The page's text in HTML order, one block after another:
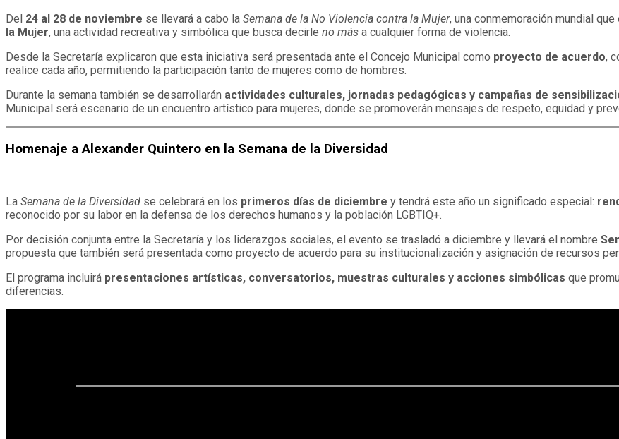
Del 24 al 28 de noviembre se llevará a cabo la Semana de la No Violencia contra la Mujer, una conmemoración mundial
la Mujer, una actividad recreativa y simbólica que busca decirle no más a cualquier forma de violencia.
Desde la Secretaría explicaron que esta iniciativa será presentada ante el Concejo Municipal como proyecto de acuerdo,
realice cada año, permitiendo la participación tanto de mujeres como de hombres.
Durante la semana también se desarrollarán actividades culturales, jornadas pedagógicas y campañas de
Municipal será escenario de un encuentro artístico para mujeres, donde se promoverán mensajes de respeto, equidad y
Homenaje a Alexander Quintero en la Semana de la Diversidad
La Semana de la Diversidad se celebrará en los primeros días de diciembre y tendrá este año un significado especial:
reconocido por su labor en la defensa de los derechos humanos y la población LGBTIQ+.
Por decisión conjunta entre la Secretaría y los liderazgos sociales, el evento se trasladó a diciembre y llevará el nombre
propuesta que también será presentada como proyecto de acuerdo para su institucionalización y asignación de recursos
El programa incluirá presentaciones artísticas, conversatorios, muestras culturales y acciones simbólicas que
diferencias.